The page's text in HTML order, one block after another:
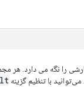
را نگه می دارد. هر
با تنظیم گزینه